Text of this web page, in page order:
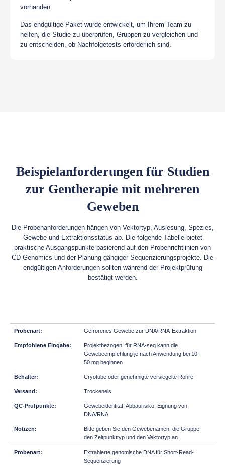
vorhanden.
Das endgültige Paket wurde entwickelt, um Ihrem Team zu
helfen, die Studie zu überprüfen, Gruppen zu vergleichen und
zu entscheiden, ob Nachfolgetests erforderlich sind.
Beispielanforderungen für Studien
zur Gentherapie mit mehreren
Geweben
Die Probenanforderungen hängen von Vektortyp, Auslesung, Spezies,
Gewebe und Extraktionsstatus ab. Die folgende Tabelle bietet
praktische Ausgangspunkte basierend auf den Probenrichtlinien von
CD Genomics und der Planung gängiger Sequenzierungsprojekte. Die
endgültigen Anforderungen sollten während der Projektprüfung
bestätigt werden.
Gefrorenes Gewebe zur DNA/RNA-Extraktion
Projektbezogen; für RNA-seq kann die
Gewebeempfehlung je nach Anwendung bei 10-
50 mg beginnen.
Cryotube oder genehmigte versiegelte Röhre
Trockeneis
Gewebeidentität, Abbaurisiko, Eignung von
DNA/RNA
Bitte geben Sie den Gewebenamen, die Gruppe,
den Zeitpunkttyp und den Vektortyp an.
Extrahierte genomische DNA für Short-Read-
Sequenzierung